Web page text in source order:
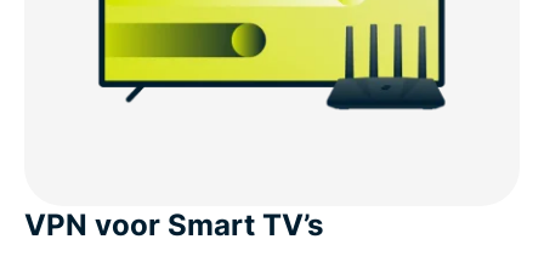
VPN voor Smart TV’s